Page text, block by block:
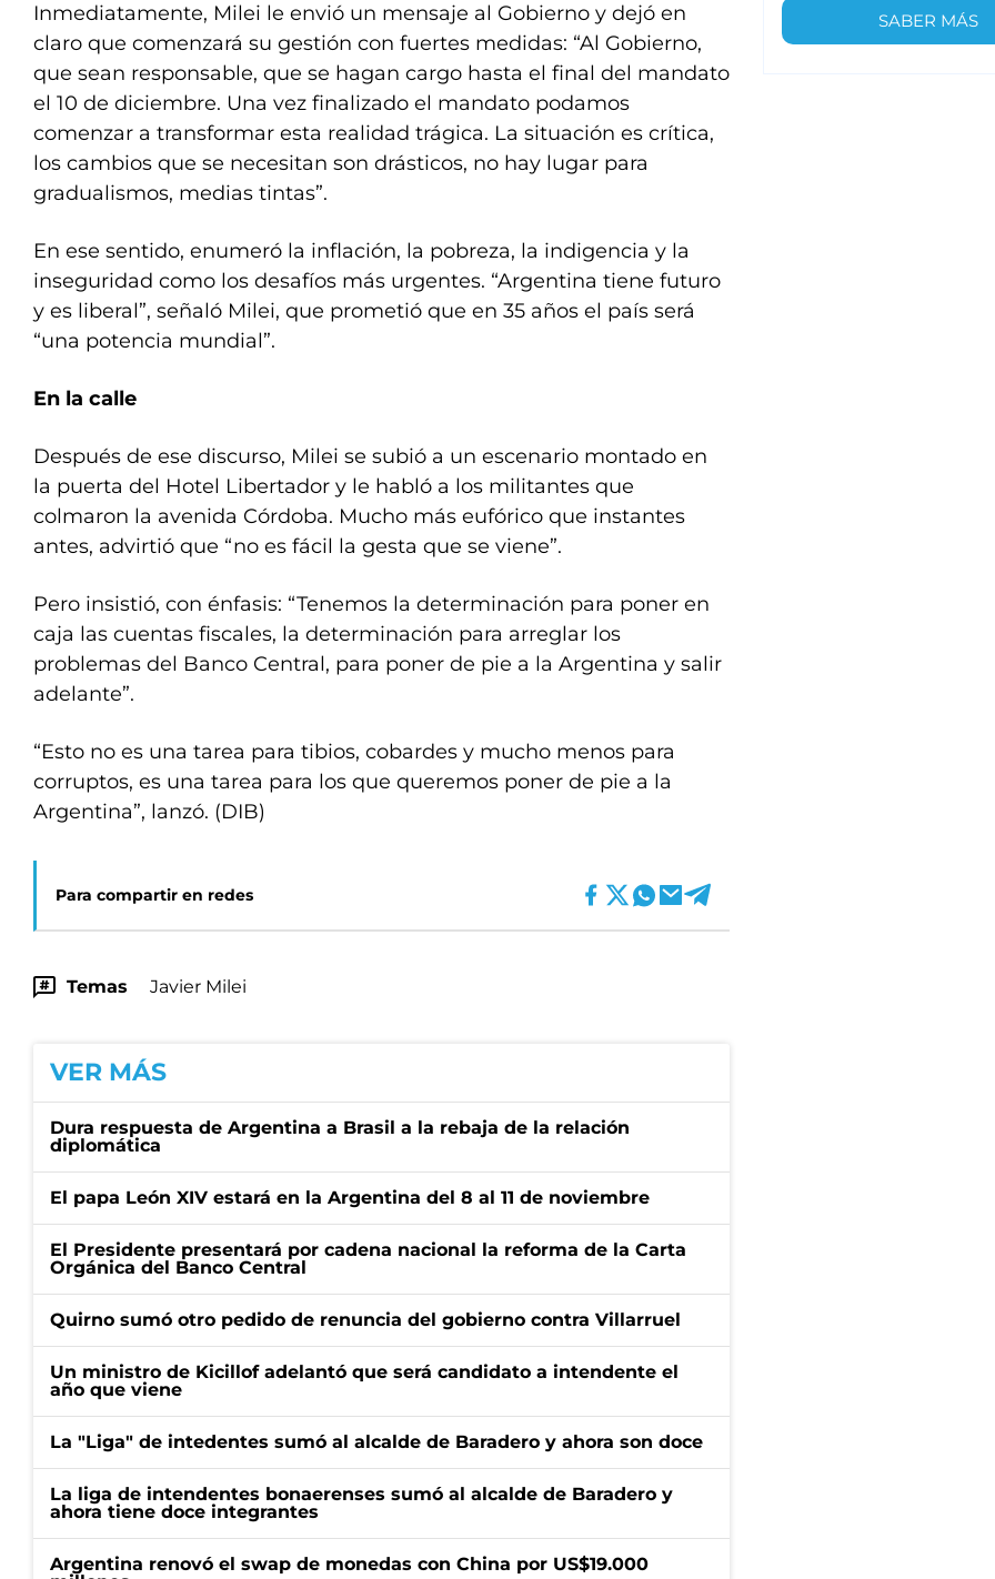
Inmediatamente, Milei le envió un mensaje al Gobierno y dejó en
claro que comenzará su gestión con fuertes medidas: “Al Gobierno,
que sean responsable, que se hagan cargo hasta el final del mandato
el 10 de diciembre. Una vez finalizado el mandato podamos
comenzar a transformar esta realidad trágica. La situación es crítica,
los cambios que se necesitan son drásticos, no hay lugar para
gradualismos, medias tintas”.
En ese sentido, enumeró la inflación, la pobreza, la indigencia y la
inseguridad como los desafíos más urgentes. “Argentina tiene futuro
y es liberal”, señaló Milei, que prometió que en 35 años el país será
“una potencia mundial”.
En la calle
Después de ese discurso, Milei se subió a un escenario montado en
la puerta del Hotel Libertador y le habló a los militantes que
colmaron la avenida Córdoba. Mucho más eufórico que instantes
antes, advirtió que “no es fácil la gesta que se viene”.
Pero insistió, con énfasis: “Tenemos la determinación para poner en
caja las cuentas fiscales, la determinación para arreglar los
problemas del Banco Central, para poner de pie a la Argentina y salir
adelante”.
“Esto no es una tarea para tibios, cobardes y mucho menos para
corruptos, es una tarea para los que queremos poner de pie a la
Argentina”, lanzó. (DIB)
Para compartir en redes
Temas Javier Milei
VER MÁS
Dura respuesta de Argentina a Brasil a la rebaja de la relación
diplomática
El papa León XIV estará en la Argentina del 8 al 11 de noviembre
El Presidente presentará por cadena nacional la reforma de la Carta
Orgánica del Banco Central
Quirno sumó otro pedido de renuncia del gobierno contra Villarruel
Un ministro de Kicillof adelantó que será candidato a intendente el
año que viene
La "Liga" de intedentes sumó al alcalde de Baradero y ahora son doce
La liga de intendentes bonaerenses sumó al alcalde de Baradero y
ahora tiene doce integrantes
Argentina renovó el swap de monedas con China por US$19.000
SABER MÁS